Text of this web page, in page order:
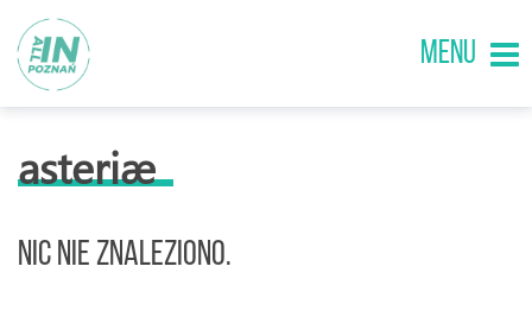
MENU
asteriæ
Nic nie znaleziono.